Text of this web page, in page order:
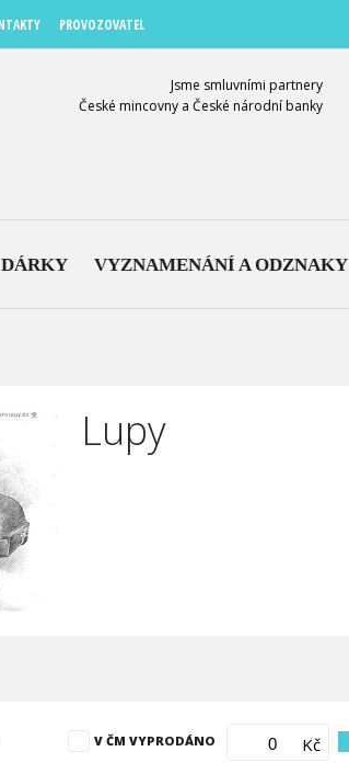
PROVOZOVATEL
Jsme smluvními partnery
České mincovny a České národní banky
DÁRKY VYZNAMENÁNÍ A ODZNAKY
Lupy
V ČM VYPRODÁNO Kč